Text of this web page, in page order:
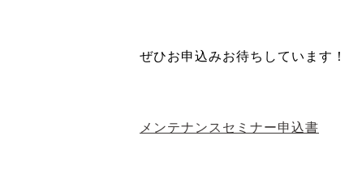
ぜひお申込みお待ちしています！
メンテナンスセミナー申込書